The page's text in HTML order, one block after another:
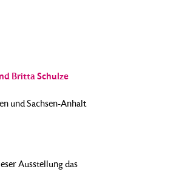
Britta Schulze
und Sachsen-Anhalt
Ausstellung das